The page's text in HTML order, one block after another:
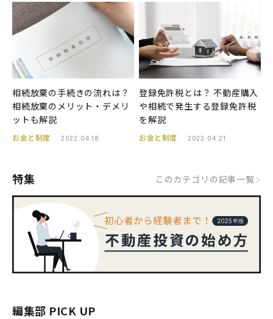
相続放棄の手続きの流れは？
相続放棄のメリット・デメリ
ットも解説
お金と制度 2022.04.18
登録免許税とは？ 不動産購入
や相続で発生する登録免許税
を解説
お金と制度 2022.04.21
特集 このカテゴリの記事一覧
編集部 PICK UP